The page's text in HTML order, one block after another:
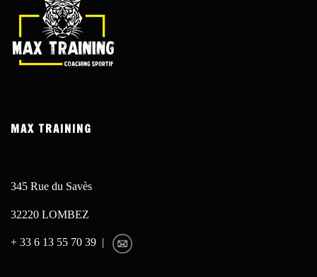
MAX TRAINING
345 Rue du Savès
32220 LOMBEZ
+ 33 6 13 55 70 39 |